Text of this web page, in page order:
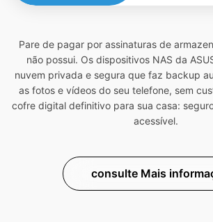
Pare de pagar por assinaturas de
não possui. Os dispositivos NAS da
nuvem privada e segura que faz backup
as fotos e vídeos do seu telefone, sem
cofre digital definitivo para sua casa:
acessível.
consulte Mais